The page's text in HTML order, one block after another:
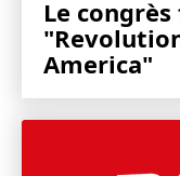
Le
America"